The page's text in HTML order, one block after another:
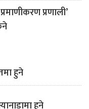
प्रणाली’
हुने
हुने